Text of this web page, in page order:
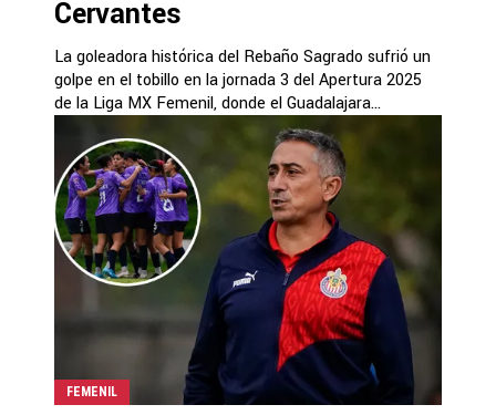
Cervantes
La goleadora histórica del Rebaño Sagrado sufrió un
golpe en el tobillo en la jornada 3 del Apertura 2025
de la Liga MX Femenil, donde el Guadalajara...
FEMENIL